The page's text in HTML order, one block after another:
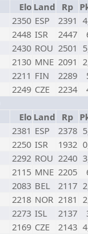
Elo Land Rp
2350 ESP 2391
2448 ISR 2447
2430 ROU 2501
2130 MNE 2091
2211 FIN 2289
2249 CZE 2234
Elo Land Rp
2381 ESP 2378
2250 ISR 1932
2292 ROU 2240
2115 MNE 2205
2083 BEL 2117
2218 NOR 2181
2273 ISL 2137
2169 CZE 2143